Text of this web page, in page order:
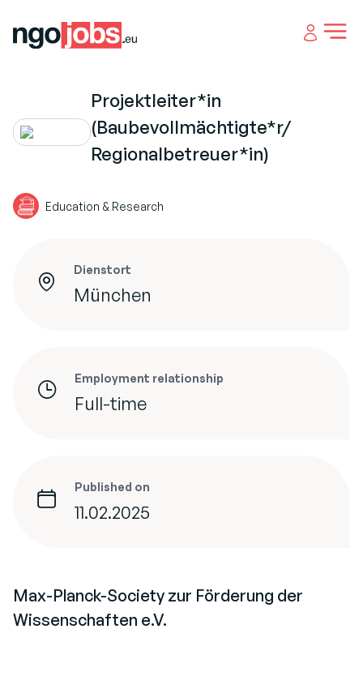
Open
Projektleiter*in
(Baubevollmächtigte*r/
Regionalbetreuer*in)
Education & Research
Dienstort
München
Employment relationship
Full-time
Published on
11.02.2025
Max-Planck-Society zur Förderung der
Wissenschaften e.V.